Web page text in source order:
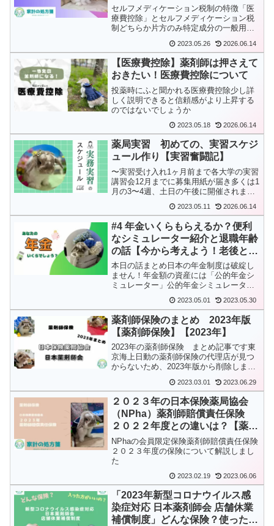
セルフメディケーション税制の特徴「医
療費控除」とセルフメディケーション税
制どちらか片方のみ特定成分の一般用医
控除健康診断か予防接種を行う必要あり
確定申告が必要医療費控除についてはこ
ちら医療費控除...
2023.05.26 2026.06.14
【医療費控除】薬剤師は押さえて
おきたい！医療費控除について
投薬時にふと聞かれる医療費控除少し詳
しく説明できると信頼感がより上昇する
のではないでしょうか
2023.05.18 2026.06.14
薬局実習 初めての、実習スケジ
ュール作り【実習奮闘記】
〜実習受け入れ1ヶ月前まで各大学の実習
講習会12月までに募集用紙が届き多くは1
月の3〜4週、土日の午後に開催されます
ングするケースも出てきます可能であれ
ば出席した方が良いですが、出られない
際は後日書類送付...
2023.05.11 2026.06.14
#4 年金いくらもらえるか？便利
なシミュレーター紹介と退職年齢
の話【今から考えよう！老後と投
資】
本日の話まとめ日本の年金制度は破綻し
ません！年金額の資産には「公的年金シ
ミュレーター」公的年金シミュレーター
は退職年齢の変更、繰下げ受給の変更が
楽老後資金は退職年齢を上げると減らせ
る老後生活の柱になる「老齢年金」【老
後の収入源】多くの方にと...
2023.05.01 2023.05.30
薬剤師保険のまとめ 2023年版
【薬剤師保険】【2023年】
2023年の薬剤師保険 まとめ記事です東
京海上日動の薬剤師保険の代理店が見つ
からないため、2023年版から削除しまし
2023.03.01 2023.06.29
２０２３年の日本保険薬局協会
（NPha）薬剤師賠償責任保険
２０２２年度との違いは？【薬剤
師保険】【２０２３年】
NPhaの会員限定保険薬剤師賠償責任保険
２０２３年度の保険について解説しまし
た
2023.02.19 2023.06.06
「2023年新型コロナウイルス感
染症対応 日本薬剤師会 店舗休業
補償制度」どんな保険？使ったほ